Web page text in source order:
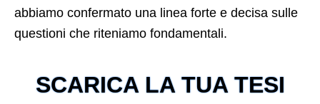
abbiamo confermato una linea forte e decisa sulle
questioni che riteniamo fondamentali.
SCARICA LA TUA TESI